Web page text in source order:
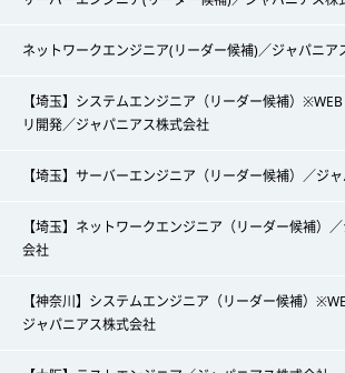
ネットワークエンジニア(リーダー候補)／ジャパニア
【埼玉】システムエンジニア（リーダー候補）
リ開発／ジャパニアス株式会社
【埼玉】サーバーエンジニア（リーダー候補）／ジ
【埼玉】ネットワークエンジニア（リーダー候補）
会社
【神奈川】システムエンジニア（リーダー候補）
ジャパニアス株式会社